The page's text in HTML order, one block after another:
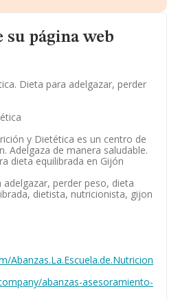
sobre la empresa.
registral complementaria.
web
página web
Dieta para adelgazar, perder
y Dietética es un centro de
Adelgaza de manera saludable.
dieta equilibrada en Gijón
perder peso, dieta
dietista, nutricionista, gijon
Abanzas.La.Escuela.de.Nutricion
abanzas-asesoramiento-